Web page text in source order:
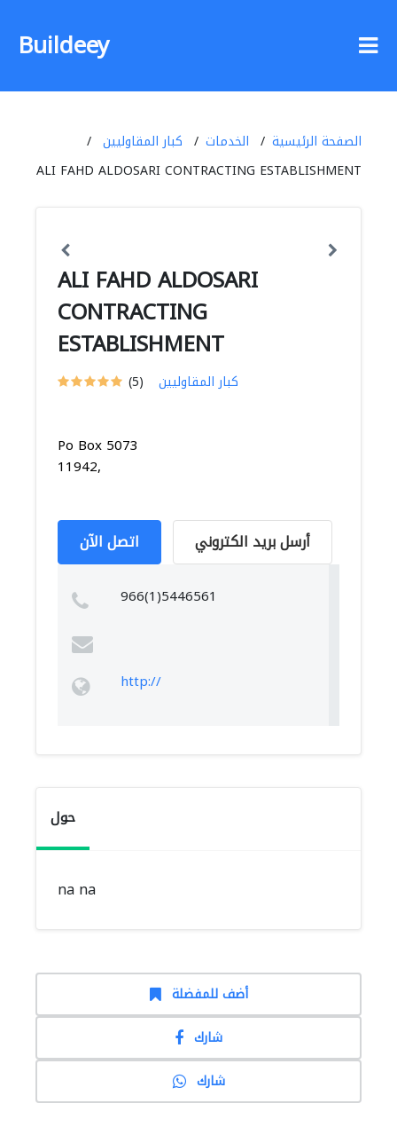
Buildeey
الصفحة الرئيسية الخدمات
كبار المقاوليين
ALI FAHD ALDOSARI CONTRACTING ESTABLISHMENT
ALI FAHD ALDOSARI
CONTRACTING
ESTABLISHMENT
(5) كبار المقاوليين
Po Box 5073
11942,
اتصل الآن أرسل بريد الكتروني
966(1)5446561
http://
حول
na na
أضف للمفضلة
شارك
شارك